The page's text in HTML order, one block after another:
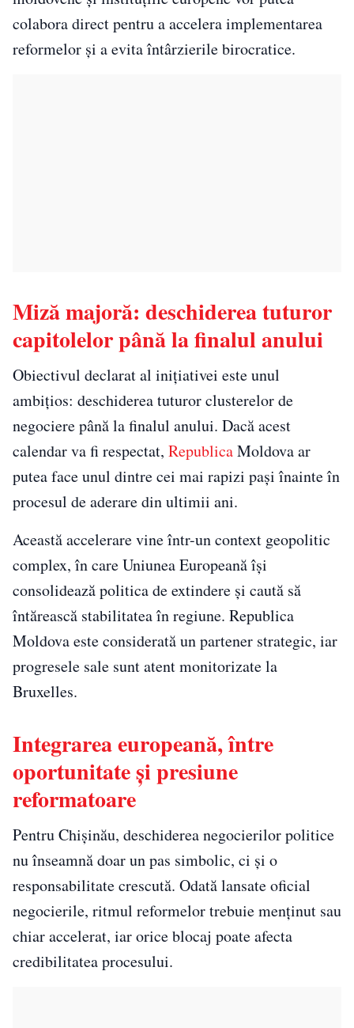
colabora direct pentru a accelera implementarea
reformelor și a evita întârzierile birocratice.
Miză majoră: deschiderea tuturor
capitolelor până la finalul anului
Obiectivul declarat al inițiativei este unul
ambițios: deschiderea tuturor clusterelor de
negociere până la finalul anului. Dacă acest
calendar va fi respectat, RepublicaMoldova ar
putea face unul dintre cei mai rapizi pași înainte în
procesul de aderare din ultimii ani.
Această accelerare vine într-un context geopolitic
complex, în care Uniunea Europeană își
consolidează politica de extindere și caută să
întărească stabilitatea în regiune. Republica
Moldova este considerată un partener strategic, iar
progresele sale sunt atent monitorizate la
Bruxelles.
Integrarea europeană, între
oportunitate și presiune
reformatoare
Pentru Chișinău, deschiderea negocierilor politice
nu înseamnă doar un pas simbolic, ci și o
responsabilitate crescută. Odată lansate oficial
negocierile, ritmul reformelor trebuie menținut sau
chiar accelerat, iar orice blocaj poate afecta
credibilitatea procesului.